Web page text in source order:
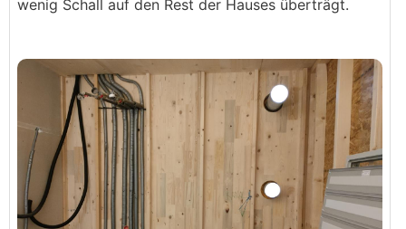
wenig Schall auf den Rest der Hauses überträgt.